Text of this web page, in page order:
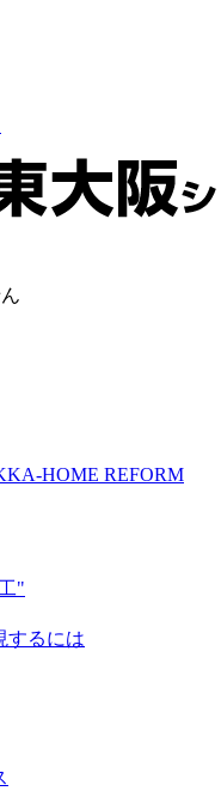
HOME REFORM
"
するには